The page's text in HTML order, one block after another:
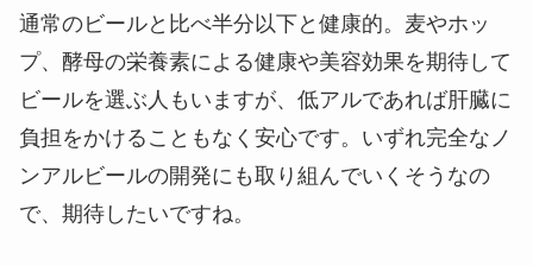
通常のビールと比べ半分以下と健康的。麦やホッ
プ、酵母の栄養素による健康や美容効果を期待して
ビールを選ぶ人もいますが、低アルであれば肝臓に
負担をかけることもなく安心です。いずれ完全なノ
ンアルビールの開発にも取り組んでいくそうなの
で、期待したいですね。